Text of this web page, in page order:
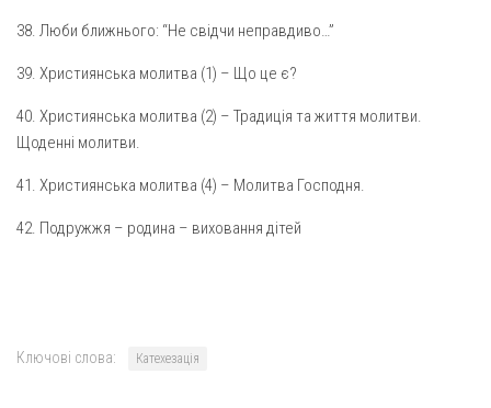
38. Люби ближнього: “Не свідчи неправдиво…”
39. Християнська молитва (1) – Що це є?
40. Християнська молитва (2) – Традиція та життя молитви.
Щоденні молитви.
41. Християнська молитва (4) – Молитва Господня.
42. Подружжя – родина – виховання дітей
Ключові слова: Катехезація